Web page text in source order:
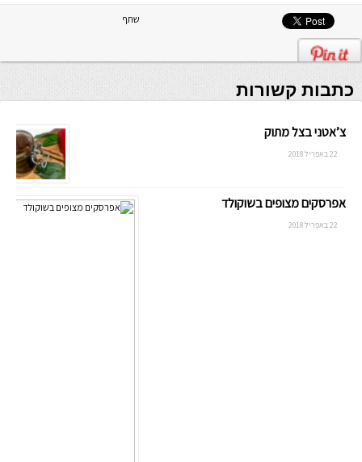
שתף
כתבות קשורות
צ’אטני בצל מתוק
22 באפריל 2018
אפרסקים מצופים בשוקולד
22 באפריל 2018